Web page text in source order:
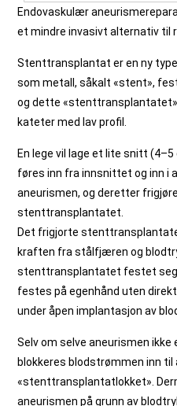
Endovaskulær
et mindre invasivt alternativ til
Stenttransplantat er en ny
som metall, såkalt «stent»,
og dette
kateter med lav profil.
En lege vil lage et lite snitt
føres inn fra innsnittet og inn i
aneurismen, og deretter
stenttransplantatet.
Det frigjorte
kraften fra stålfjæren og
stenttransplantatet festet seg
festes på egenhånd uten
under åpen implantasjon av
Selv om selve aneurismen ikke
blokkeres blodstrømmen inn
«stenttransplantatlokket».
aneurismen på grunn av